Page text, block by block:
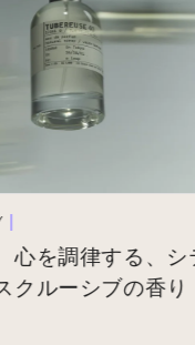
を調律する、シテ
ルーシブの香り